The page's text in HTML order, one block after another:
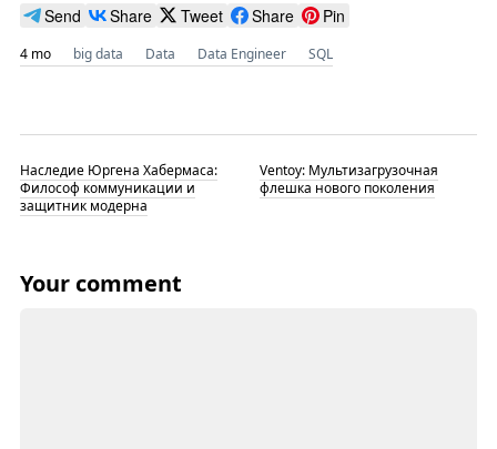
Send Share Tweet Share Pin
4 mo big data Data Data Engineer SQL
Наследие Юргена Хабермаса:
Философ коммуникации и
защитник модерна
Ventoy: Мультизагрузочная
флешка нового поколения
Your comment